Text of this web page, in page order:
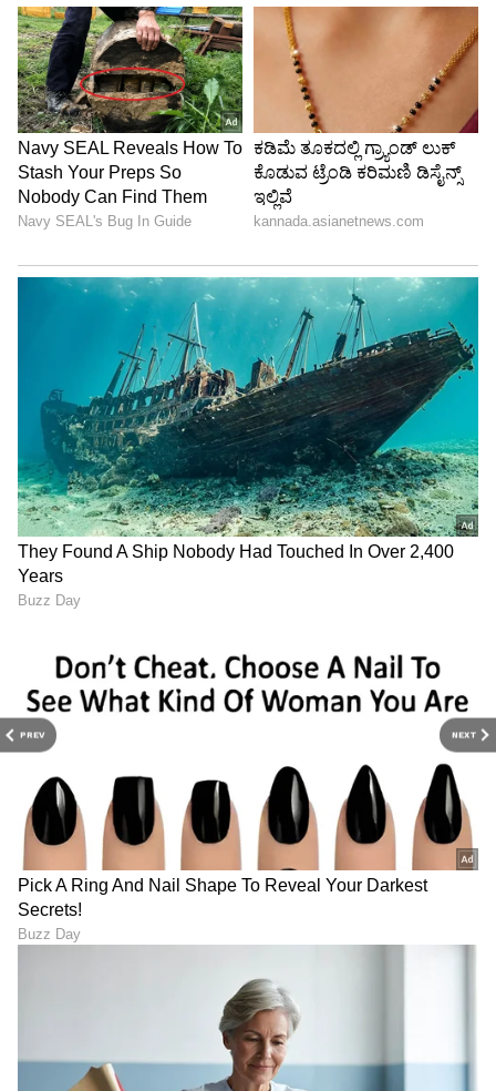
PREV NEXT
Image Credit :Our Own
ತಂದೆಯ ಮಾರ್ಗದರ್ಶನ ಹಾಗೂ ನಿವೃತ್ತಿಯ ಮುನ್ಸೂಚನೆ
ಮಾಯಾ ಟಾಟಾ ಅವರಿಗೆ ಈ ಮಹತ್ವದ ಜವಾಬ್ದಾರಿಯನ್ನು
ನೀಡುವ ಯೋಜನೆಯಲ್ಲಿ ಅವರ ತಂದೆ ನೋಯೆಲ್ ಟಾಟಾ
ನೋಯೆಲ್ ಟಾಟಾ ಪ್ರಸ್ತುತ 'ಟ್ರೆಂಟ್' ಕಂಪನಿಯ
ಅಧ್ಯಕ್ಷರಾಗಿದ್ದು, ಮುಂಬರುವ ನವೆಂಬರ್‌ನಲ್ಲಿ ಅವರು ಈ
ಹುದ್ದೆಯಿಂದ ನಿವೃತ್ತರಾಗಲಿದ್ದಾರೆ. ತಮ್ಮ ನಿವೃತ್ತಿಗೂ ಮುನ್ನವೇ
ಮಗಳನ್ನು ಕಂಪನಿಯ ಪ್ರಮುಖ ಜವಾಬ್ದಾರಿಗೆ ತರುವ
ಮೂಲಕ ವ್ಯವಹಾರದ ಸುಗಮ ಹಸ್ತಾಂತರಕ್ಕೆ ಅವರು ನಾಂದಿ
ಹಾಡಿದ್ದಾರೆ ಎನ್ನಲಾಗುತ್ತಿದೆ. ಆದಾಗ್ಯೂ, ಈ ಬೆಳವಣಿಗೆಯ
ಕುರಿತು ಟ್ರೆಂಟ್ ಕಂಪನಿ ಇನ್ನೂ ಅಧಿಕೃತ ಪ್ರಕಟಣೆ
ಹೊರಡಿಸಿಲ್ಲ.
5
6
Image Credit :Our Own
ಟ್ರೆಂಟ್ ಕಂಪನಿಯಲ್ಲಿ ವೆಸ್ಟ್‌ಸೈಡ್‌ನ ಪಾತ್ರವೇನು?
ಟಾಟಾ ಸಮೂಹದ ರಿಟೇಲ್ ವಿಭಾಗವಾದ 'ಟ್ರೆಂಟ್'
ಕಂಪನಿಯ ಒಟ್ಟು ಆದಾಯದಲ್ಲಿ ವೆಸ್ಟ್‌ಸೈಡ್ ಒಂದೇ
ಬರೋಬ್ಬರಿ 40% ರಷ್ಟು ಕೊಡುಗೆ ನೀಡುತ್ತದೆ. ಇತ್ತೀಚೆಗಷ್ಟೇ
ಮಳಿಗೆಯನ್ನು ತೆರೆದಿರುವ ವೆಸ್ಟ್‌ಸೈಡ್, ಈಗ ಜಾಗತಿಕ
ಮಟ್ಟದಲ್ಲಿ ಇ-ಕಾಮರ್ಸ್ ಮೂಲಕ ಗ್ರಾಹಕರನ್ನು ತಲುಪಲು
ಹೊಸ ಯೋಜನೆ ರೂಪಿಸುತ್ತಿದೆ. ಸದ್ಯ ಟ್ರೆಂಟ್ ಕಂಪನಿಯು